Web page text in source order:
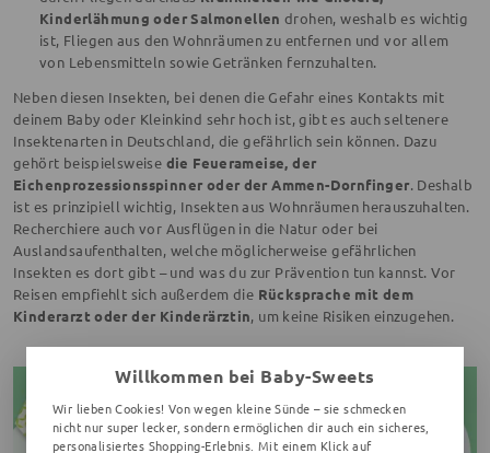
Kinderlähmung oder Salmonellen drohen, weshalb es wichtig
ist, Fliegen aus den Wohnräumen zu entfernen und vor allem
von Lebensmitteln sowie Getränken fernzuhalten.
Neben diesen Insekten, bei denen die Gefahr eines Kontakts mit
deinem Baby oder Kleinkind sehr hoch ist, gibt es auch seltenere
Insektenarten in Deutschland, die gefährlich sein können. Dazu
gehört beispielsweise die Feuerameise, der
Eichenprozessionsspinner oder der Ammen-Dornfinger. Deshalb
ist es prinzipiell wichtig, Insekten aus Wohnräumen herauszuhalten.
Recherchiere auch vor Ausflügen in die Natur oder bei
Auslandsaufenthalten, welche möglicherweise gefährlichen
Insekten es dort gibt – und was du zur Prävention tun kannst. Vor
Reisen empfiehlt sich außerdem die Rücksprache mit dem
Kinderarzt oder der Kinderärztin, um keine Risiken einzugehen.
Willkommen bei Baby-Sweets
Wir lieben Cookies! Von wegen kleine Sünde – sie schmecken
nicht nur super lecker, sondern ermöglichen dir auch ein sicheres,
personalisiertes Shopping-Erlebnis. Mit einem Klick auf